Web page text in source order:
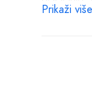
Prikaži više